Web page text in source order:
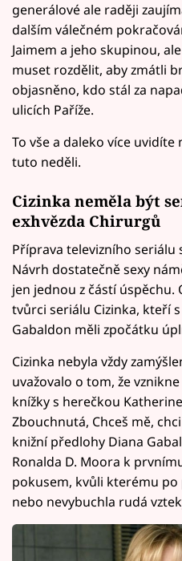
generálové ale raději
dalším válečném
Jaimem a jeho skupinou,
muset rozdělit, aby zmátli
objasněno, kdo stál za
ulicích Paříže.
To vše a daleko více uvidíte
tuto neděli.
Cizinka neměla být
exhvězda Chirurgů
Příprava televizního seriálu
Návrh dostatečně sexy
jen jednou z částí
tvůrci seriálu Cizinka, kteří
Gabaldon měli zpočátku
Cizinka nebyla vždy
uvažovalo o tom, že
knížky s herečkou
Zbouchnutá, Chceš mě,
knižní předlohy Diana
Ronalda D. Moora k
pokusem, kvůli kterému
nebo nevybuchla rudá